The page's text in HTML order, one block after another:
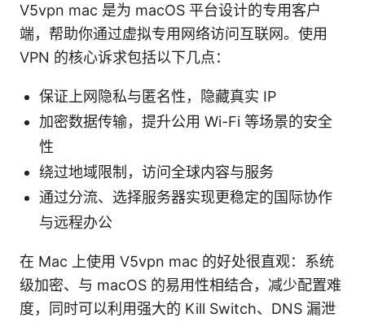
V5vpn mac 是为 macOS 平台设计的专用客户
端，帮助你通过虚拟专用网络访问互联网。使用
VPN 的核心诉求包括以下几点：
保证上网隐私与匿名性，隐藏真实 IP
加密数据传输，提升公用 Wi-Fi 等场景的安全
性
绕过地域限制，访问全球内容与服务
通过分流、选择服务器实现更稳定的国际协作
与远程办公
在 Mac 上使用 V5vpn mac 的好处很直观：系统
级加密、与 macOS 的易用性相结合，减少配置难
度，同时可以利用强大的 Kill Switch、DNS 漏泄